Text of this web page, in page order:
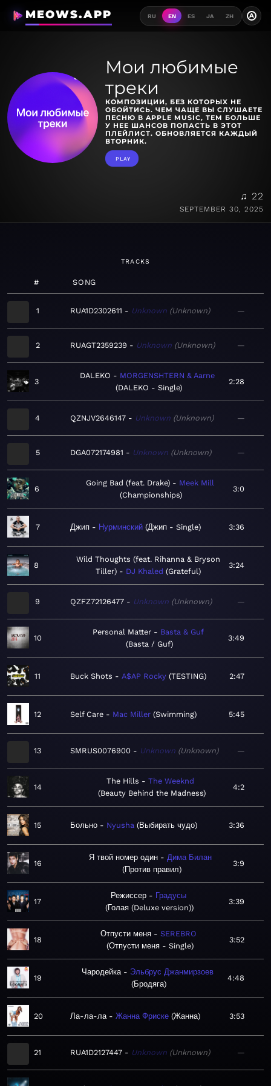
MEOWS.APP RU EN ES JA ZH A
Мои любимые
треки
КОМПОЗИЦИИ, БЕЗ КОТОРЫХ НЕ
ОБОЙТИСЬ. ЧЕМ ЧАЩЕ ВЫ СЛУШАЕТЕ
ПЕСНЮ В APPLE MUSIC, ТЕМ БОЛЬШЕ
У НЕЕ ШАНСОВ ПОПАСТЬ В ЭТОТ
ПЛЕЙЛИСТ. ОБНОВЛЯЕТСЯ КАЖДЫЙ
ВТОРНИК.
PLAY
♫ 22
SEPTEMBER 30, 2025
TRACKS
# SONG
1 RUA1D2302611 Unknown Unknown —
2 RUAGT2359239 Unknown Unknown —
3
DALEKO
MORGENSHTERN & Aarne
DALEKO - Single
2:28
4 QZNJV2646147 Unknown Unknown —
5 DGA072174981 Unknown Unknown —
6
Going Bad (feat. Drake)
Meek Mill
Championships
3:0
7 Джип Нурминский Джип - Single 3:36
8
Wild Thoughts (feat. Rihanna & Bryson
Tiller)
DJ Khaled Grateful
3:24
9 QZFZ72126477 Unknown Unknown —
10
Personal Matter
Basta & Guf
Basta / Guf
3:49
11 Buck Shots A$AP Rocky TESTING 2:47
12 Self Care Mac Miller Swimming 5:45
13 SMRUS0076900 Unknown Unknown —
14
The Hills
The Weeknd
Beauty Behind the Madness
4:2
15 Больно Nyusha Выбирать чудо 3:36
16
Я твой номер один
Дима Билан
Против правил
3:9
17
Режиссер
Градусы
Голая (Deluxe version)
3:39
18
Отпусти меня
SEREBRO
Отпусти меня - Single
3:52
19
Чародейка
Эльбрус Джанмирзоев
Бродяга
4:48
20 Ла-ла-ла Жанна Фриске Жанна 3:53
21 RUA1D2127447 Unknown Unknown —